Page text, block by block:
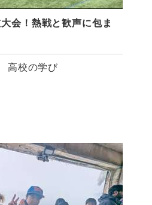
会！熱戦と歓声に包ま
高校の学び